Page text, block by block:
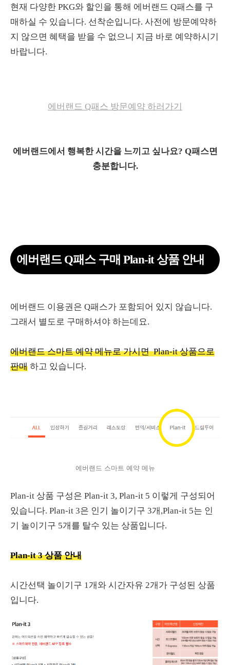
현재 다양한 PKG와 할인을 통해 에버랜드 Q패스를 구
매하실 수 있습니다. 선착순입니다. 사전에 방문예약하
지 않으면 혜택을 받을 수 없으니 지금 바로 예약하시기
바랍니다.
에버랜드 Q패스 방문예약 하러가기
에버랜드에서 행복한 시간을 느끼고 싶나요? Q패스면
충분합니다.
에버랜드 Q패스 구매 Plan-it 상품 안내
에버랜드 이용권은 Q패스가 포함되어 있지 않습니다.
그래서 별도로 구매하셔야 하는데요.
에버랜드 스마트 예약 메뉴로 가시면 Plan-it 상품으로
판매 하고 있습니다.
에버랜드 스마트 예약 메뉴
Plan-it 상품 구성은 Plan-it 3, Plan-it 5 이렇게 구성되어
있습니다. Plan-it 3은 인기 놀이기구 3개,Plan-it 5는 인
기 놀이기구 5개를 탈수 있는 상품입니다.
Plan-it 3 상품 안내
시간선택 놀이기구 1개와 시간자유 2개가 구성된 상품
입니다.